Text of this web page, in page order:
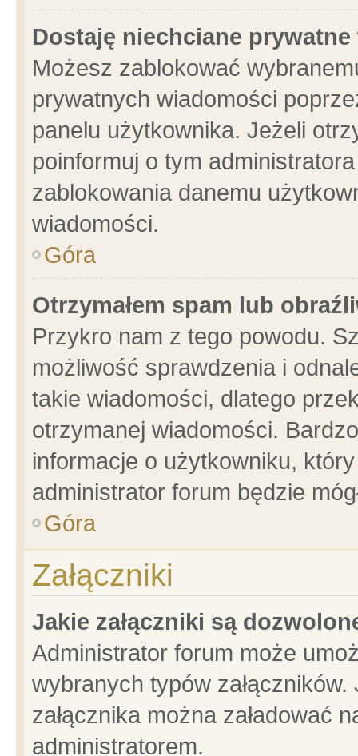
Dostaję niechciane
Możesz zablokować
prywatnych wiadomości
panelu użytkownika. Jeżeli
poinformuj o tym
zablokowania danemu
wiadomości.
Góra
Otrzymałem spam lub
Przykro nam z tego powodu.
możliwość sprawdzenia i
takie wiadomości, dlatego
otrzymanej wiadomości.
informacje o użytkowniku,
administrator forum będzie
Góra
Załączniki
Jakie załączniki są
Administrator forum może
wybranych typów
załącznika można załadować
administratorem.